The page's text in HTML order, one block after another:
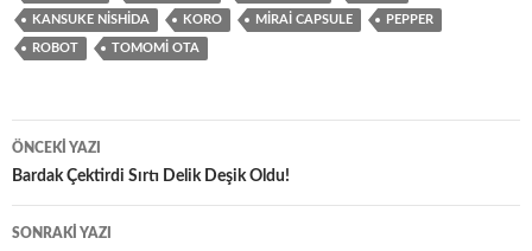
KANSUKE NISHIDA KORO MIRAI CAPSULE PEPPER
ROBOT TOMOMI OTA
Yazı
dolaşımı
ÖNCEKI YAZI
Bardak Çektirdi Sırtı Delik Deşik Oldu!
SONRAKI YAZI